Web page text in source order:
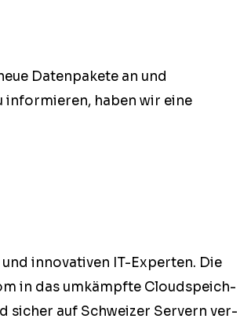
Daten­pakete an und
informieren, haben wir eine
inno­v­a­tiv­en IT-Experten. Die
in das umkämpfte Cloud­spe­ich­
sich­er auf Schweiz­er Servern ver­